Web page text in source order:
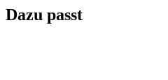
Dazu passt